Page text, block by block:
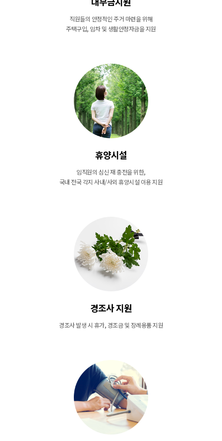
직원들의 안정적인 주거 마련을 위해
주택구입, 임차 및 생활안정자금을 지원
휴양시설
임직원의 심신 재 충전을 위한,
국내 전국 각지 사내/사외 휴양시설 이용 지원
경조사 지원
경조사 발생 시 휴가, 경조금 및 장례용품 지원